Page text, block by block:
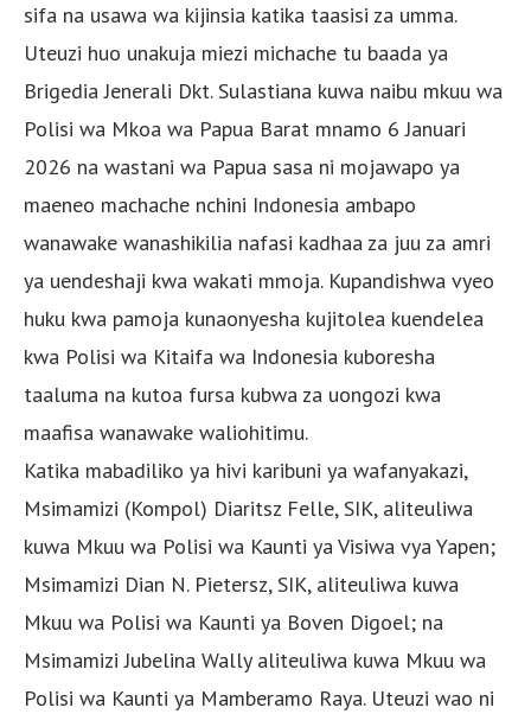
sifa na usawa wa kijinsia katika taasisi za umma.
Uteuzi huo unakuja miezi michache tu baada ya
Brigedia Jenerali Dkt. Sulastiana kuwa naibu mkuu wa
Polisi wa Mkoa wa Papua Barat mnamo 6 Januari
2026 na wastani wa Papua sasa ni mojawapo ya
maeneo machache nchini Indonesia ambapo
wanawake wanashikilia nafasi kadhaa za juu za amri
ya uendeshaji kwa wakati mmoja. Kupandishwa vyeo
huku kwa pamoja kunaonyesha kujitolea kuendelea
kwa Polisi wa Kitaifa wa Indonesia kuboresha
taaluma na kutoa fursa kubwa za uongozi kwa
maafisa wanawake waliohitimu.
Katika mabadiliko ya hivi karibuni ya wafanyakazi,
Msimamizi (Kompol) Diaritsz Felle, SIK, aliteuliwa
kuwa Mkuu wa Polisi wa Kaunti ya Visiwa vya Yapen;
Msimamizi Dian N. Pietersz, SIK, aliteuliwa kuwa
Mkuu wa Polisi wa Kaunti ya Boven Digoel; na
Msimamizi Jubelina Wally aliteuliwa kuwa Mkuu wa
Polisi wa Kaunti ya Mamberamo Raya. Uteuzi wao ni